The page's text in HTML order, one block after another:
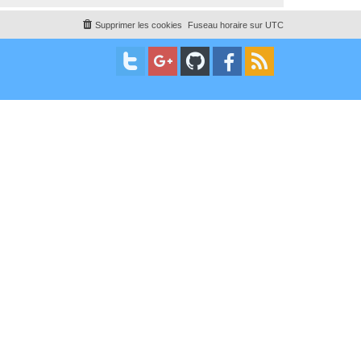
Fuseau horaire sur UTC
Supprimer les cookies